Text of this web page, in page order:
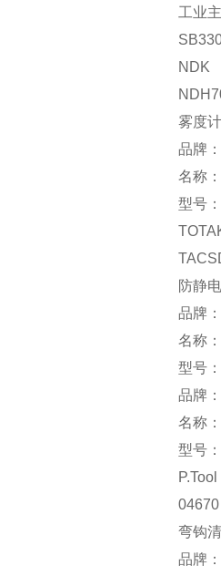
工业
NDK
雾度计
品牌
名称
型号
防静
品牌
名称
型号
品牌
名称
型号
P.Tool
04670
弯钩
品牌